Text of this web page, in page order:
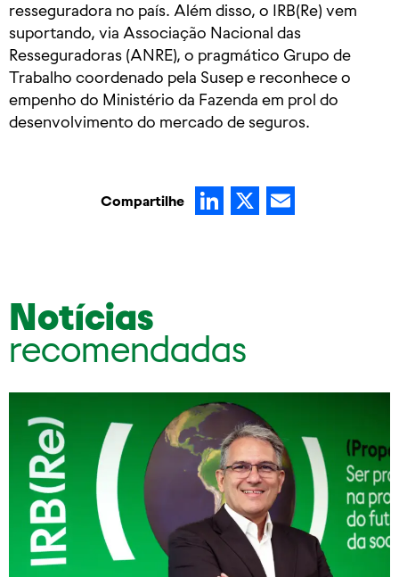
resseguradora no país. Além disso, o IRB(Re) vem
suportando, via Associação Nacional das
Resseguradoras (ANRE), o pragmático Grupo de
Trabalho coordenado pela Susep e reconhece o
empenho do Ministério da Fazenda em prol do
desenvolvimento do mercado de seguros.
Compartilhe LinkedIn
X
Notícias
recomendadas